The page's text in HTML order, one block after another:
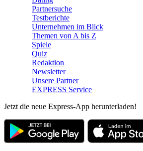
Partnersuche
Testberichte
Unternehmen im Blick
Themen von A bis Z
Spiele
Quiz
Redaktion
Newsletter
Unsere Partner
EXPRESS Service
Jetzt die neue Express-App herunterladen!